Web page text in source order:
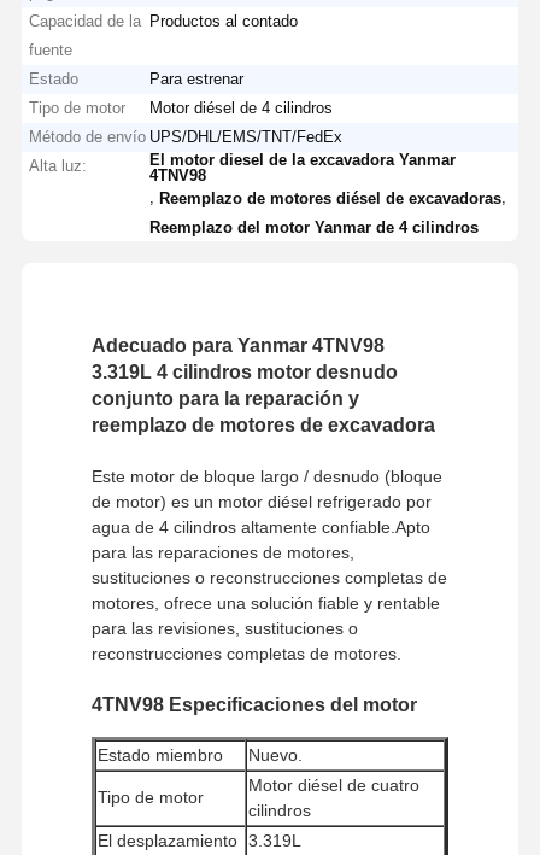
Capacidad de la
fuente
Productos al contado
Estado
Para estrenar
Tipo de motor
Motor diésel de 4 cilindros
Método de envío UPS/DHL/EMS/TNT/FedEx
Alta luz:
El motor diesel de la excavadora Yanmar
4TNV98
,Reemplazo de motores diésel de excavadoras
Reemplazo del motor Yanmar de 4 cilindros
Adecuado para Yanmar 4TNV98
3.319L 4 cilindros motor desnudo
conjunto para la reparación y
reemplazo de motores de excavadora
Este motor de bloque largo / desnudo (bloque
de motor) es un motor diésel refrigerado por
agua de 4 cilindros altamente confiable.Apto
para las reparaciones de motores,
sustituciones o reconstrucciones completas de
motores, ofrece una solución fiable y rentable
para las revisiones, sustituciones o
reconstrucciones completas de motores.
4TNV98 Especificaciones del motor
Estado miembro Nuevo.
Tipo de motor
Motor diésel de cuatro
cilindros
El desplazamiento 3.319L